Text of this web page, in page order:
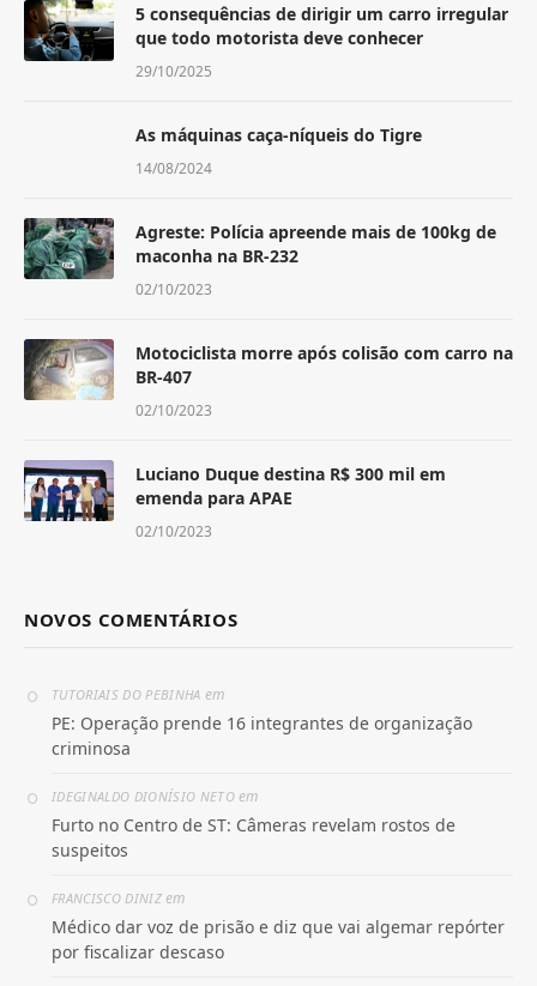
5 consequências de dirigir um carro irregular
que todo motorista deve conhecer
29/10/2025
As máquinas caça-níqueis do Tigre
14/08/2024
Agreste: Polícia apreende mais de 100kg de
maconha na BR-232
02/10/2023
Motociclista morre após colisão com carro na
BR-407
02/10/2023
Luciano Duque destina R$ 300 mil em
emenda para APAE
02/10/2023
NOVOS COMENTÁRIOS
TUTORIAIS DO PEBINHA em
PE: Operação prende 16 integrantes de organização
criminosa
IDEGINALDO DIONÍSIO NETOem
Furto no Centro de ST: Câmeras revelam rostos de
suspeitos
FRANCISCO DINIZem
Médico dar voz de prisão e diz que vai algemar repórter
por fiscalizar descaso